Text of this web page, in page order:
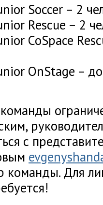
Soccer – 2
Rescue – 2
CoSpace
OnStage –
с
команды. Для